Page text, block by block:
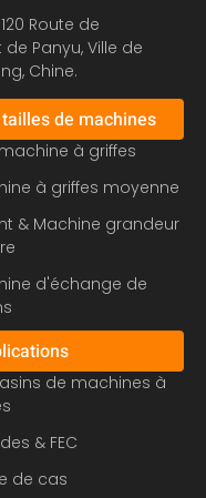
Route de
Panyu, Ville de
Chine.
de machines
à griffes
à griffes moyenne
& Machine grandeur
d'échange de
de machines à
& FEC
de cas